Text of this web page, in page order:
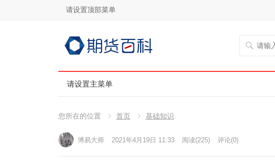
请设置顶部菜单
请设置主菜单
您所在的位置 首页 基础知识
博易大师 2021年4月19日 11:33 阅读(225) 评论(0)